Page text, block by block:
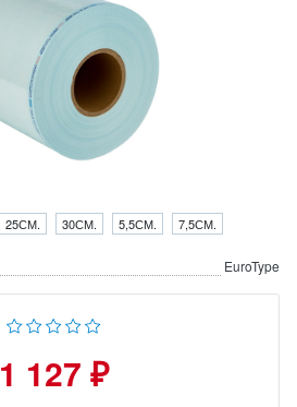
25СМ. 30СМ. 5,5СМ. 7,5СМ.
EuroType
1 127 ₽